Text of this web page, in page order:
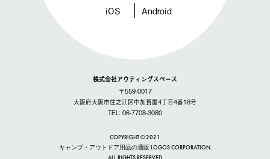
iOS Android
株式会社アウティングスペース
〒559-0017
大阪府大阪市住之江区中加賀屋4丁目4番18号
TEL: 06-7708-3080
COPYRIGHT © 2021
キャンプ・アウトドア用品の通販 LOGOS CORPORATION.